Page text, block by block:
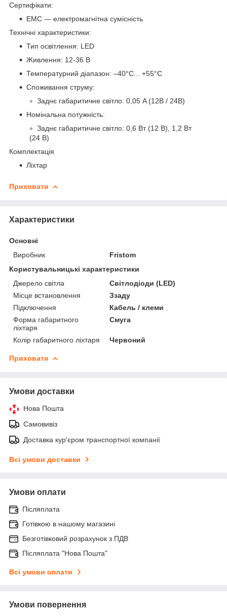
Сертифікати:
EMC — електромагнітна сумісність
Технічні характеристики:
Тип освітлення: LED
Живлення: 12-36 В
Температурний діапазон: –40°C... +55°C
Споживання струму:
Заднє габаритичне світло: 0,05 A (12В / 24В)
Номінальна потужність:
Заднє габаритичне світло: 0,6 Вт (12 В), 1,2 Вт
(24 В)
Комплектація
Ліхтар
Приховати
Характеристики
Основні
Виробник
Fristom
Користувальницькі характеристики
Джерело світла
Світлодіоди (LED)
Місце встановлення
Ззаду
Підключення
Кабель / клеми
Форма габаритного
ліхтаря
Смуга
Колір габаритного ліхтаря Червоний
Приховати
Умови доставки
Нова Пошта
Самовивіз
Доставка кур'єром транспортної компанії
Всі умови доставки
Умови оплати
Післяплата
Готівкою в нашому магазині
Безготівковий розрахунок з ПДВ
Післяплата "Нова Пошта"
Всі умови оплати
Умови повернення